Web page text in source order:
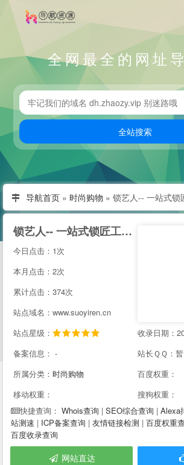
全网最全的网址
导航首页 » 时尚购物 »
锁艺人-- 一站式锁匠工具 指纹锁 汽车钥匙 匹配仪采购平台
今日点击：1次
本月点击：2次
累计点击：374次
站点域名：www.suoyiren.cn
站点星级：
收录日期：
备案信息： -
站长ＱＱ：
所属分类： 时尚购物
百度权重：
移动权重：
搜狗权重：
快捷查询： Whois查询 | SEO综合查询 | Alexa
站测速 | ICP备案查询 | 友情链接检测 | 百度权重
百度收录查询
网站直达